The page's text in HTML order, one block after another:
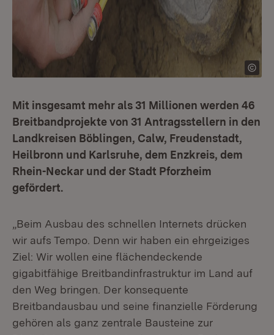
Mit insgesamt mehr als 31 Millionen werden 46
Breitbandprojekte von 31 Antragsstellern in den
Landkreisen Böblingen, Calw, Freudenstadt,
Heilbronn und Karlsruhe, dem Enzkreis, dem
Rhein-Neckar und der Stadt Pforzheim
gefördert.
„Beim Ausbau des schnellen Internets drücken
wir aufs Tempo. Denn wir haben ein ehrgeiziges
Ziel: Wir wollen eine flächendeckende
gigabitfähige Breitbandinfrastruktur im Land auf
den Weg bringen. Der konsequente
Breitbandausbau und seine finanzielle Förderung
gehören als ganz zentrale Bausteine zur